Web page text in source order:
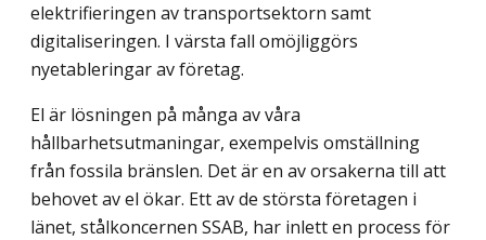
elektrifieringen av transportsektorn samt
digitaliseringen. I värsta fall omöjliggörs
nyetableringar av företag.
El är lösningen på många av våra
hållbarhetsutmaningar, exempelvis omställning
från fossila bränslen. Det är en av orsakerna till att
behovet av el ökar. Ett av de största företagen i
länet, stålkoncernen SSAB, har inlett en process för